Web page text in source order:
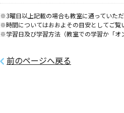
※3曜日以上記載の場合も教室に通っていただ
※時間についてはおおよその目安としてご覧
※学習日及び学習方法（教室での学習か「オ
前のページへ戻る